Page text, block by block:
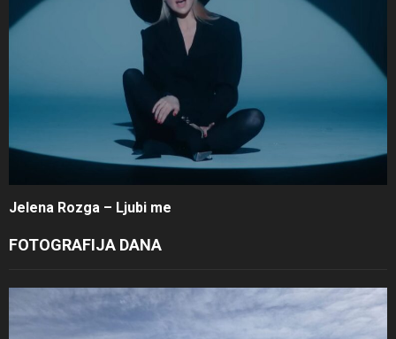
Jelena Rozga – Ljubi me
FOTOGRAFIJA DANA